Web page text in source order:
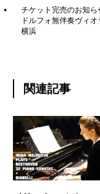
チケット完売のお知
ドルフォ無伴奏ヴィ
横浜
関連記事